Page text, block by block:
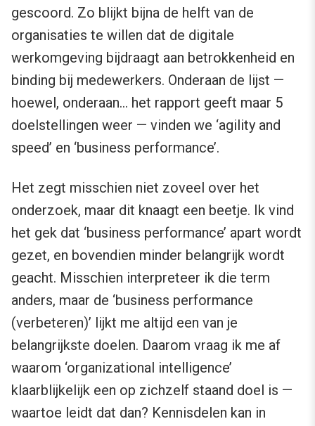
gescoord. Zo blijkt bijna de helft van de
organisaties te willen dat de digitale
werkomgeving bijdraagt aan betrokkenheid en
binding bij medewerkers. Onderaan de lijst —
hoewel, onderaan… het rapport geeft maar 5
doelstellingen weer — vinden we ‘agility and
speed’ en ‘business performance’.
Het zegt misschien niet zoveel over het
onderzoek, maar dit knaagt een beetje. Ik vind
het gek dat ‘business performance’ apart wordt
gezet, en bovendien minder belangrijk wordt
geacht. Misschien interpreteer ik die term
anders, maar de ‘business performance
(verbeteren)’ lijkt me altijd een van je
belangrijkste doelen. Daarom vraag ik me af
waarom ‘organizational intelligence’
klaarblijkelijk een op zichzelf staand doel is —
waartoe leidt dat dan? Kennisdelen kan in